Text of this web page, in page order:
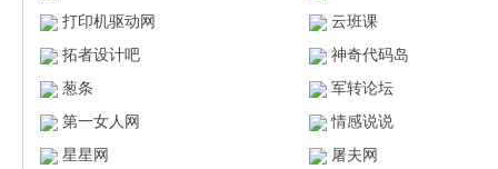
打印机驱动网
云班课
拓者设计吧
神奇代码岛
葱条
军转论坛
第一女人网
情感说说
星星网
屠夫网